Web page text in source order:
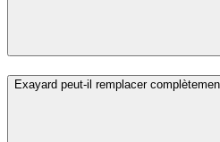
Exayard peut-il remplacer